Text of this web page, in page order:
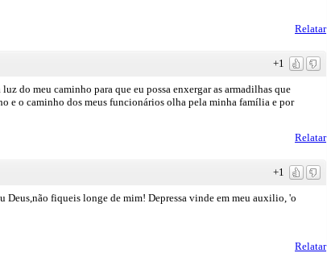
Relatar
+1
do meu caminho para que eu possa enxergar as armadilhas que
e o caminho dos meus funcionários olha pela minha família e por
Relatar
+1
Deus,não fiqueis longe de mim! Depressa vinde em meu auxilio, 'o
Relatar